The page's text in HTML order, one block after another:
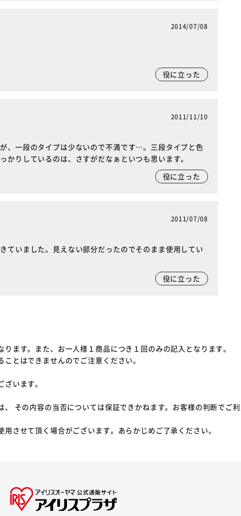
2014/07/08
役に立った
2011/11/10
、一段のタイプは少ないので不満です…。三段タイプと色
りしているのは、さすがだなぁといつも思います。
役に立った
2011/07/08
ていました。見えない部分だったのでそのまま使用してい
役に立った
ます。また、お一人様１商品につき１回のみの記入となります。
とはできませんのでご注意ください。
います。
その内容の当否については保証できかねます。お客様の判断でご
させて頂く場合がございます。あらかじめご了承ください。